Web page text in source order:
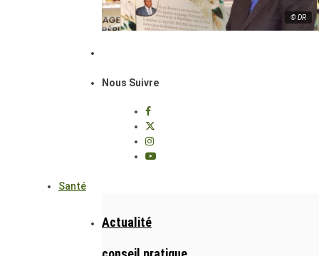
© DR
Nous Suivre
Santé
Actualité